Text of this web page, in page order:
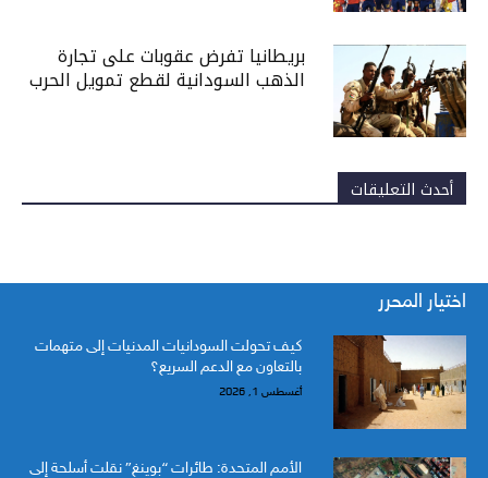
بريطانيا تفرض عقوبات على تجارة
الذهب السودانية لقطع تمويل الحرب
أحدث التعليقات
اختيار المحرر
كيف تحولت السودانيات المدنيات إلى متهمات
بالتعاون مع الدعم السريع؟
أغسطس 1, 2026
الأمم المتحدة: طائرات “بوينغ” نقلت أسلحة إلى